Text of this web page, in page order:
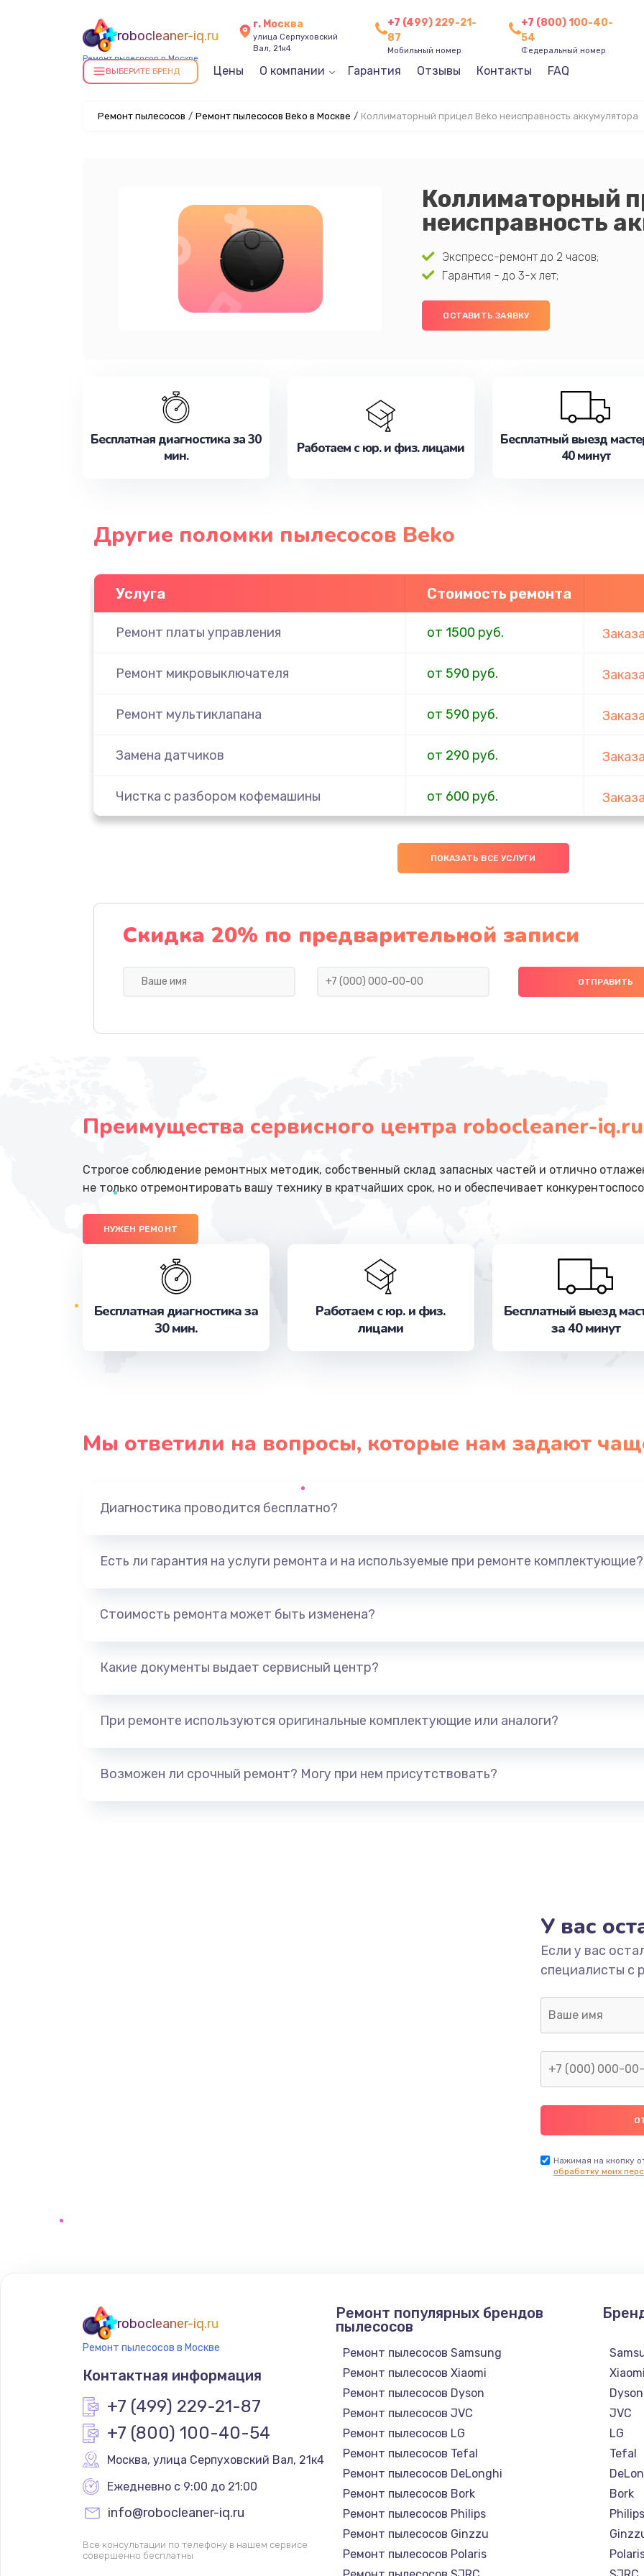
robocleaner-iq.ru
Ремонт пылесосов в Москве
г. Москва
улица Серпуховский
Вал, 21к4
+7 (499) 229-21-
87
Мобильный номер
+7 (800) 100-40-
54
Федеральный номер
ВЫБЕРИТЕ БРЕНД Цены О компании Гарантия Отзывы Контакты FAQ
Ремонт пылесосов / Ремонт пылесосов Beko в Москве / Коллиматорный прицел Beko неисправность аккумулятора
Коллиматорный
неисправность
Экспресс-ремонт до 2 часов;
Гарантия - до 3-х лет;
ОСТАВИТЬ ЗАЯВКУ
Бесплатная диагностика за 30
мин.
Работаем с юр. и физ. лицами
Бесплатный выезд
40 минут
Другие поломки пылесосов Beko
Услуга Стоимость ремонта
Ремонт платы управления от 1500 руб.
Ремонт микровыключателя от 590 руб.
Ремонт мультиклапана от 590 руб.
Замена датчиков от 290 руб.
Чистка с разбором кофемашины от 600 руб.
от 290 руб.
Замена бойлера от 1000 руб.
Замена гидросистемы
Замена счетчика воды от 1000 руб.
Замена ТЭНа
Ремонт ЦЗУ (центральное заварочное
устройство)
ПОКАЗАТЬ ВСЕ УСЛУГИ
Скидка 20% по предварительной записи
Преимущества сервисного центра robocleaner-iq.ru
Строгое соблюдение ремонтных методик, собственный склад запасных частей и отлично
не только отремонтировать вашу технику в кратчайших срок, но и обеспечивает
НУЖЕН РЕМОНТ
Бесплатная диагностика за
30 мин.
Работаем с юр. и физ.
лицами
Бесплатный выезд
за 40 минут
Мы ответили на вопросы, которые нам задают
Диагностика проводится бесплатно?
Есть ли гарантия на услуги ремонта и на используемые при ремонте комплектующие?
Стоимость ремонта может быть изменена?
Какие документы выдает сервисный центр?
При ремонте используются оригинальные комплектующие или аналоги?
Возможен ли срочный ремонт? Могу при нем присутствовать?
У вас
Если у вас
специалисты с
Нажимая на кнопку
обработку моих
robocleaner-iq.ru
Ремонт пылесосов в Москве
Контактная информация
+7 (499) 229-21-87
+7 (800) 100-40-54
Москва, улица Серпуховский Вал, 21к4
Ежедневно с 9:00 до 21:00
info@robocleaner-iq.ru
Все консультации по телефону в нашем сервисе
совершенно бесплатны
Ремонт популярных брендов
пылесосов
Ремонт пылесосов Samsung
Ремонт пылесосов Xiaomi
Ремонт пылесосов Dyson
Ремонт пылесосов JVC
Ремонт пылесосов LG
Ремонт пылесосов Tefal
Ремонт пылесосов DeLonghi
Ремонт пылесосов Bork
Ремонт пылесосов Philips
Ремонт пылесосов Ginzzu
Ремонт пылесосов Polaris
Xiaomi
Dyson
JVC
LG
Tefal
Bork
Philips